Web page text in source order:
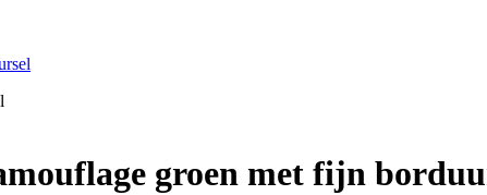
groen met fijn